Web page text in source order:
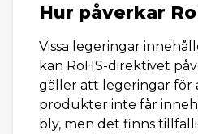
Hur påverkar
Vissa legeringar
kan RoHS-direktivet
gäller att legeringar för
produkter inte får
bly, men det finns